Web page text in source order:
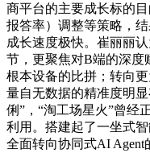
商平台的主要成长标的
报答率）调整等策略，
成长速度极快。崔丽丽
节，更聚焦对B端的深
根本设备的比拼；转向
量自无数据的精准度明
俐”，“淘工场星火”曾经
利用。搭建起了一坐式
全面转向协同式AI